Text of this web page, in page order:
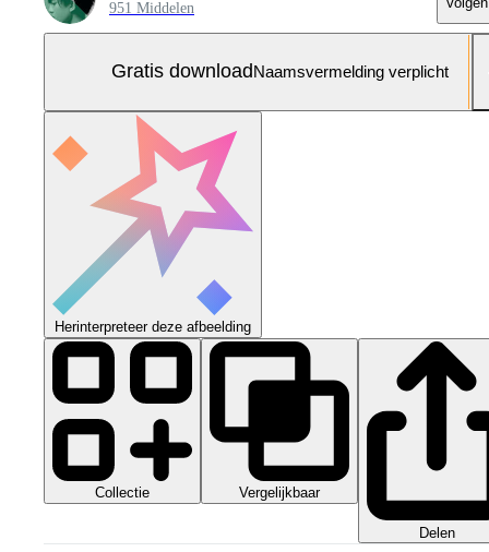
951 Middelen
Gratis downloadNaamsvermelding verplicht
Herinterpreteer deze afbeelding
Collectie Vergelijkbaar
Delen